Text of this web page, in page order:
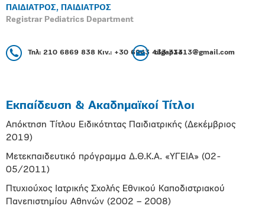
ΠΑΙΔΙΑΤΡΟΣ, ΠΑΙΔΙΑΤΡΟΣ
Registrar Pediatrics Department
Τηλ: 210 6869 838 Κιν.: +30 6943 433 334olgap1313@gmail.com
Εκπαίδευση & Ακαδημαϊκοί Τίτλοι
Απόκτηση Τίτλου Ειδικότητας Παιδιατρικής (Δεκέμβριος
2019)
Μετεκπαιδευτικό πρόγραμμα Δ.Θ.Κ.Α. «ΥΓΕΙΑ» (02-
05/2011)
Πτυχιούχος Ιατρικής Σχολής Εθνικού Καποδιστριακού
Πανεπιστημίου Αθηνών (2002 – 2008)